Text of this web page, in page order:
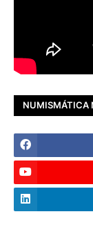
NUMISMÁTICA